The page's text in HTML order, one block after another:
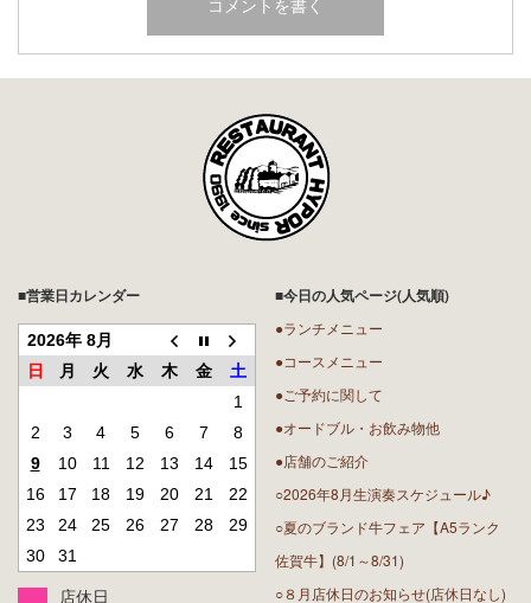
■営業日カレンダー
2026年 8月
日
月 火 水 木 金
土
1
2
3 4 5 6 7
8
9
10 11 12 13 14
15
16
17 18 19 20 21
22
23
24 25 26 27 28
29
30
31
店休日
■今日の人気ページ(人気順)
●ランチメニュー
●コースメニュー
●ご予約に関して
●オードブル・お飲み物他
●店舗のご紹介
○2026年8月生演奏スケジュール♪
○夏のブランド牛フェア【A5ランク
佐賀牛】(8/1～8/31)
○８月店休日のお知らせ(店休日なし)